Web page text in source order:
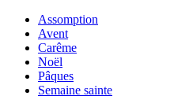
Assomption
Avent
Carême
Noël
Pâques
Semaine sainte